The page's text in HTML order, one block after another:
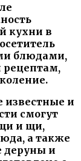
кухни в
блюдами,
и
смогут
и щи,
а также
деруны и